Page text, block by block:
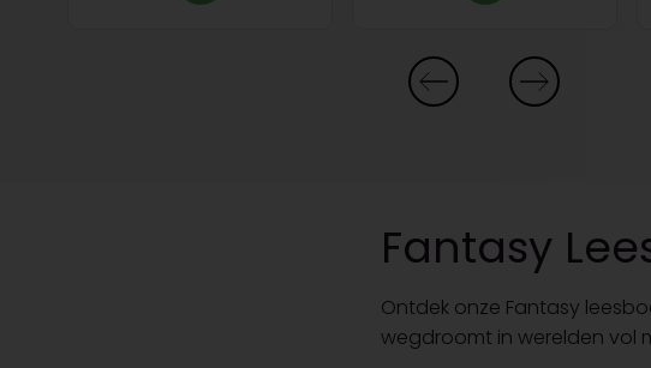
Fantasy
Ontdek onze Fantasy
wegdroomt in werelden vol